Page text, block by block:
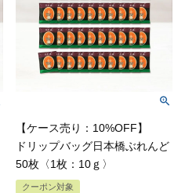
【ケース売り：10%OFF】
ドリップバッグ日本橋ぶれんど
50枚〈1枚：10ｇ〉
クーポン対象